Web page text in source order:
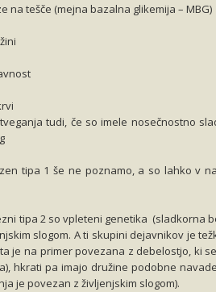
na tešče (mejna bazalna glikemija – MBG)
tudi, če so imele nosečnostno
tipa 1 še ne poznamo, a so lahko v
tipa 2 so vpleteni genetika (sladkorna
slogom. A ti skupini dejavnikov je
je na primer povezana z debelostjo, ki
hkrati pa imajo družine podobne
je povezan z življenjskim slogom).